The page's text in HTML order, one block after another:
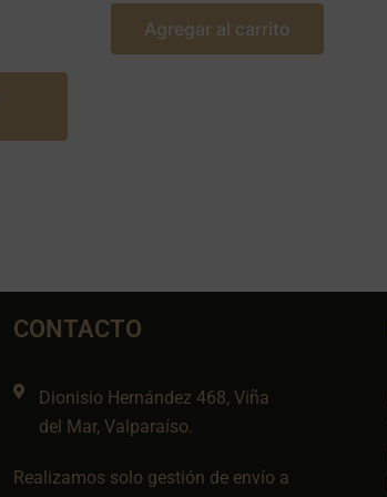
Agregar al carrito
CONTACTO
Dionisio Hernández 468, Viña
del Mar, Valparaíso.
Realizamos solo gestión de envío a